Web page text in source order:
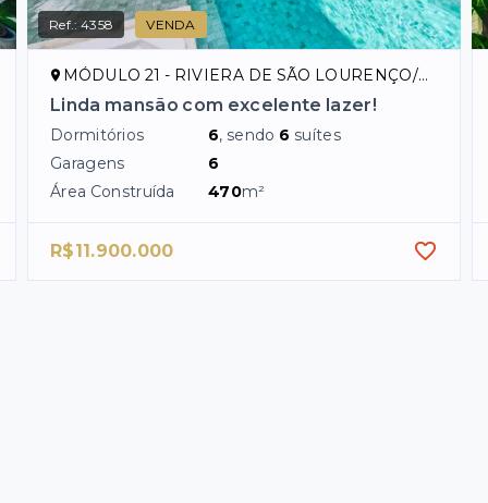
Ref.:4358 VENDA
MÓDULO 21 - RIVIERA DE SÃO LOURENÇO/SP
Linda mansão com excelente lazer!
Dormitórios 6, sendo 6 suítes
Garagens
6
Área Construída
470m²
R$11.900.000